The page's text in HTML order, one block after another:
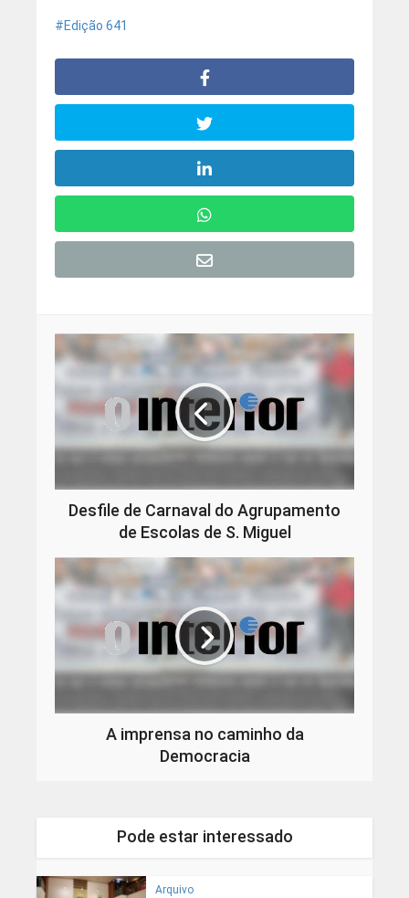
Edição 641
Desfile de Carnaval do Agrupamento
de Escolas de S. Miguel
A imprensa no caminho da
Democracia
Pode estar interessado
Arquivo